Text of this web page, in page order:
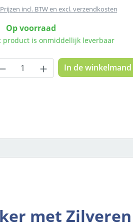
Prijzen incl. BTW en excl. verzendkosten
Op voorraad
product is onmiddellijk leverbaar
In de winkelmand
met